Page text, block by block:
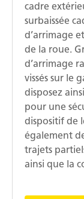
cadre
surbaissée
d’arrimage
de la roue.
d’arrimage
vissés sur le
disposez
pour une
dispositif de
également
trajets
ainsi que la